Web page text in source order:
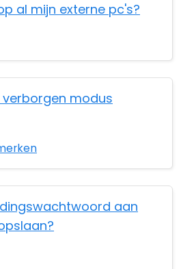
al mijn externe pc's?
verborgen modus
aan